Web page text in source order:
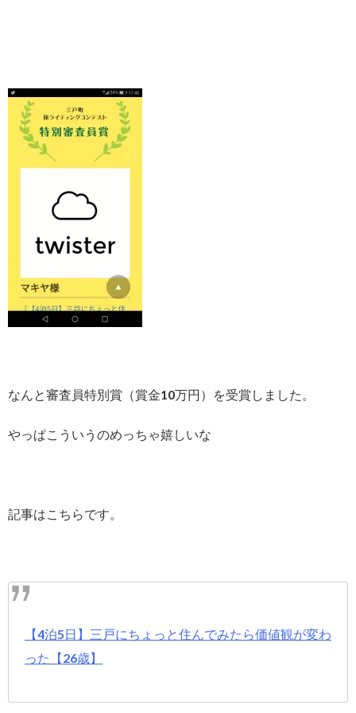
なんと審査員特別賞（賞金10万円）を受賞しました。
やっぱこういうのめっちゃ嬉しいな
記事はこちらです。
【4泊5日】三戸にちょっと住んでみたら価値観が変わ
った【26歳】